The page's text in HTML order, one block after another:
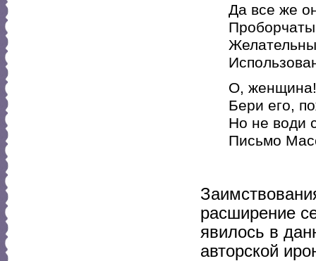
Да все же
О, женщина!
Бери его,
Но не води
Письмо
расширение
явилось в
авторской